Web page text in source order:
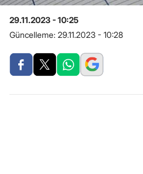
29.11.2023 - 10:25
Güncelleme: 29.11.2023 - 10:28